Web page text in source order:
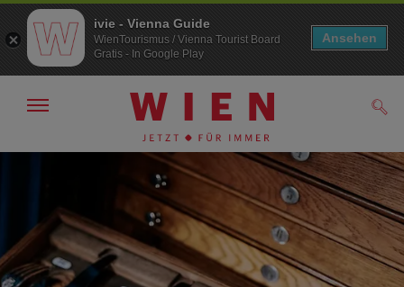
Zur
Zum
Navigation
ivie - Vienna Guide
WienTourismus / Vienna Tourist Board
Gratis - In Google Play
Ansehen